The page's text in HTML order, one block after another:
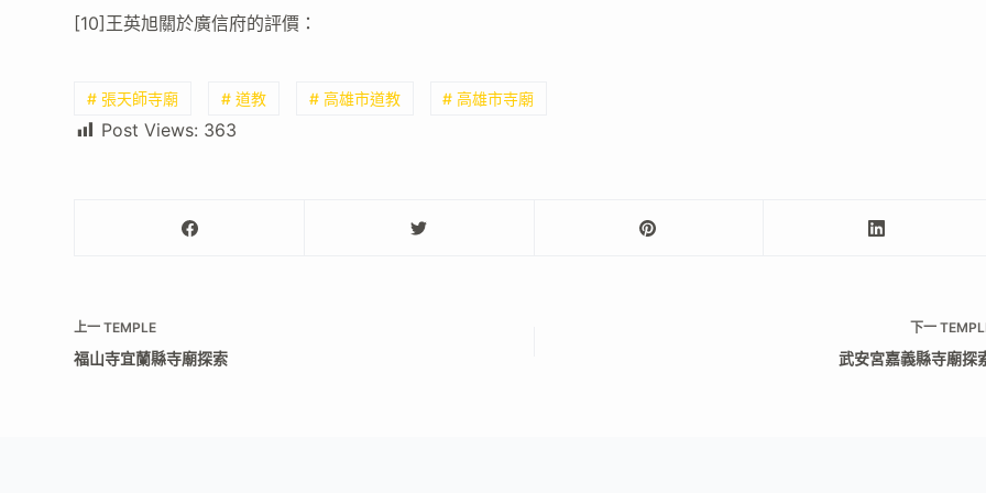
[10]王英旭關於廣信府的評價：
# 張天師寺廟 # 道教 # 高雄市道教 # 高雄市寺廟
Post Views: 363
上一TEMPLE
福山寺宜蘭縣寺廟探索
下一
武安宮嘉義縣寺廟探